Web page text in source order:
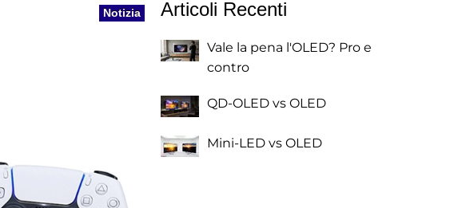
Notizia Articoli Recenti
Vale la pena l'OLED? Pro e
contro
QD-OLED vs OLED
Mini-LED vs OLED